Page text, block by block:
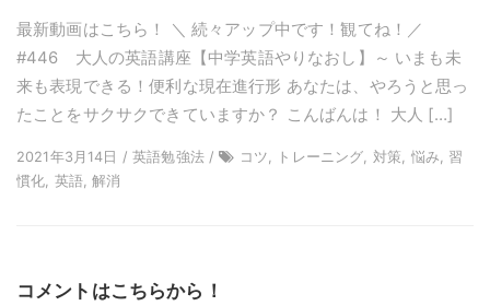
最新動画はこちら！ ＼ 続々アップ中です！観てね！／
#446 大人の英語講座【中学英語やりなおし】～ いまも未
来も表現できる！便利な現在進行形 あなたは、やろうと思っ
たことをサクサクできていますか？ こんばんは！ 大人 […]
2021年3月14日 / 英語勉強法 /
コツ, トレーニング, 対策, 悩み, 習
慣化, 英語, 解消
コメントはこちらから！